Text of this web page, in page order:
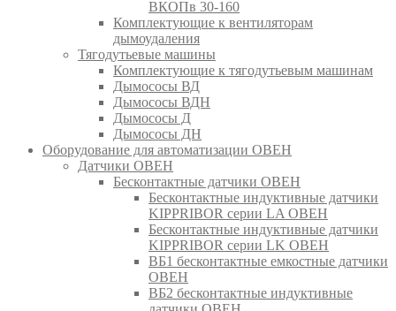
ВКОПв 30-160
Комплектующие к вентиляторам
дымоудаления
Тягодутьевые машины
Комплектующие к тягодутьевым машинам
Дымососы ВД
Дымососы ВДН
Дымососы Д
Дымососы ДН
Оборудование для автоматизации ОВЕН
Датчики ОВЕН
Бесконтактные датчики ОВЕН
Бесконтактные индуктивные датчики
KIPPRIBOR серии LA ОВЕН
Бесконтактные индуктивные датчики
KIPPRIBOR серии LK ОВЕН
ВБ1 бесконтактные емкостные датчики
ОВЕН
ВБ2 бесконтактные индуктивные